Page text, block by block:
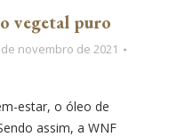
vegetal puro
de novembro de 2021
estar, o óleo de
assim, a WNF